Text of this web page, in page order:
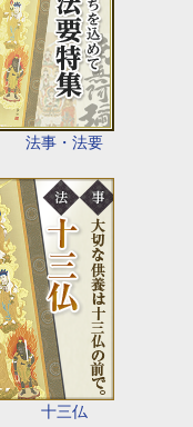
法事・法要
十三仏